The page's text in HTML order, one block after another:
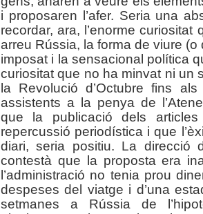
i proposaren l’afer. Seria una
recordar, ara, l’enorme curiositat
arreu Rússia, la forma de viure (o
imposat i la sensacional política
curiositat que no ha minvat ni un
la Revolució d’Octubre fins
assistents a la penya de
que la publicació dels
repercussió periodística i que
diari, seria positiu. La direcció
contestà que la proposta era
l’administració no tenia prou
despeses del viatge i d’una
setmanes a Rússia de